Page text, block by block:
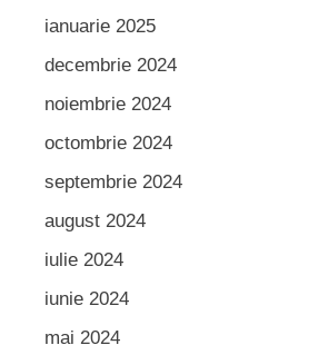
ianuarie 2025
decembrie 2024
noiembrie 2024
octombrie 2024
septembrie 2024
august 2024
iulie 2024
iunie 2024
mai 2024